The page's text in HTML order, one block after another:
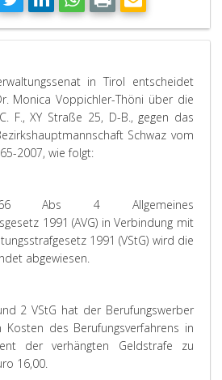
in Tirol entscheidet
Monica Voppichler-Thöni über die
F., XY Straße 25, D-B., gegen das
Schwaz vom
2007, wie folgt:
Abs 4 Allgemeines
1991 (AVG) in Verbindung mit
1991 (VStG) wird die
abgewiesen.
2 VStG hat der Berufungswerber
des Berufungsverfahrens in
der verhängten Geldstrafe zu
16,00.